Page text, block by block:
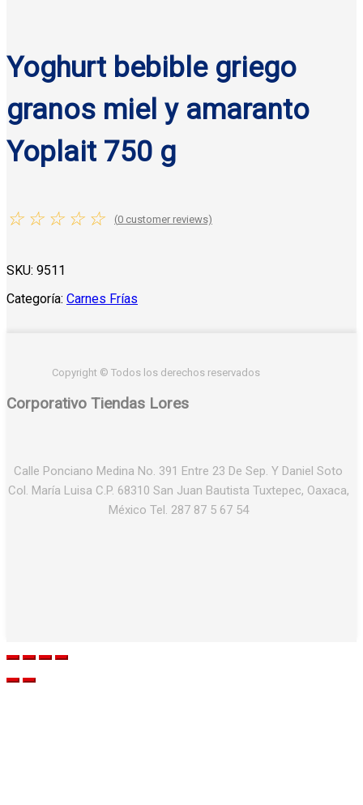
Yoghurt bebible griego
granos miel y amaranto
Yoplait 750 g
☆ ☆ ☆ ☆ ☆ (0 customer reviews)
SKU: 9511
Categoría: Carnes Frías
Copyright © Todos los derechos reservados
Corporativo Tiendas Lores
Calle Ponciano Medina No. 391 Entre 23 De Sep. Y Daniel Soto
Col. María Luisa C.P. 68310 San Juan Bautista Tuxtepec, Oaxaca,
México Tel. 287 87 5 67 54